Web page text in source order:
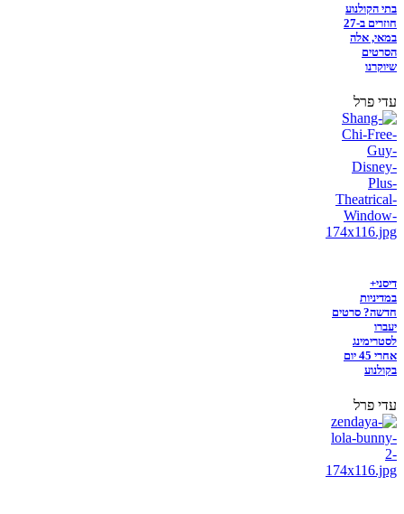
בתי הקולנוע
חוזרים ב-27
במאי, אלה
הסרטים
שיוקרנו
עדי פרל
דיסני+
במדיניות
חדשה? סרטים
יעברו
לסטרימינג
אחרי 45 יום
בקולנוע
עדי פרל